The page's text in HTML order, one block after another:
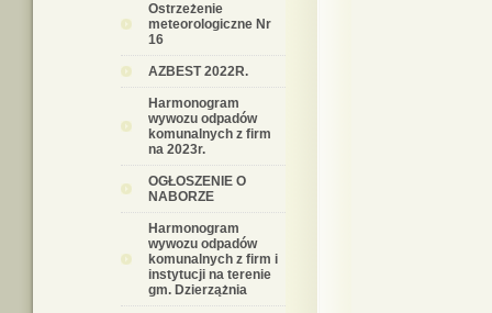
Ostrzeżenie
meteorologiczne Nr
16
AZBEST 2022R.
Harmonogram
wywozu odpadów
komunalnych z firm
na 2023r.
OGŁOSZENIE O
NABORZE
Harmonogram
wywozu odpadów
komunalnych z firm i
instytucji na terenie
gm. Dzierzążnia